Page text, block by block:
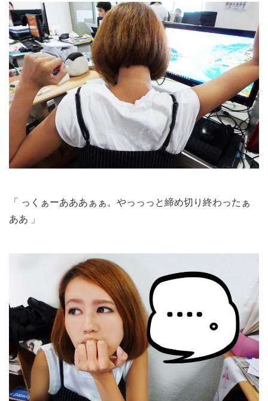
「 っくぁーあああぁぁ。やっっっと締め切り終わったぁ
ああ 」